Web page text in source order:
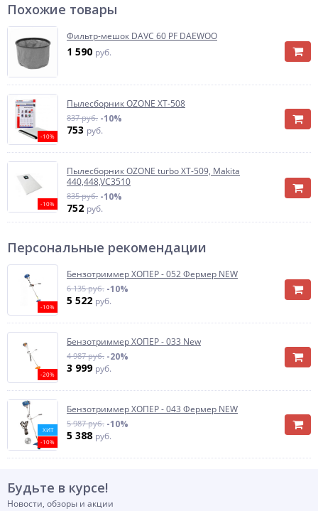
Похожие товары
Фильтр-мешок DAVC 60 PF DAEWOO
1 590 руб.
-10%
Пылесборник OZONE XT-508
837 руб. -10%
753 руб.
-10%
Пылесборник OZONE turbo XT-509, Makita
440,448,VC3510
835 руб. -10%
752 руб.
Персональные рекомендации
-10%
Бензотриммер ХОПЕР - 052 Фермер NEW
6 135 руб. -10%
5 522 руб.
-20%
Бензотриммер ХОПЕР - 033 New
4 987 руб. -20%
3 999 руб.
ХИТ
-10%
Бензотриммер ХОПЕР - 043 Фермер NEW
5 987 руб. -10%
5 388 руб.
Будьте в курсе!
Новости, обзоры и акции